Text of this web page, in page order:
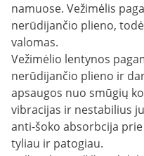
namuose. Vežimėlis
nerūdijančio plieno,
valomas.
Vežimėlio lentynos
nerūdijančio plieno ir
apsaugos nuo smūgių
vibracijas ir nestabilius
anti-šoko absorbcija
tyliau ir patogiau.